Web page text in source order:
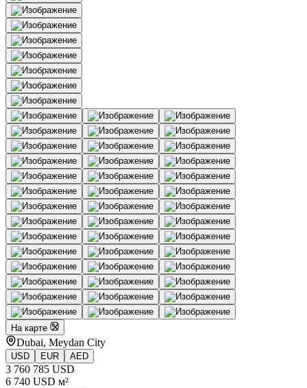
На карте
Dubai, Meydan City
USD EUR AED
3 760 785 USD
6 740 USD м²